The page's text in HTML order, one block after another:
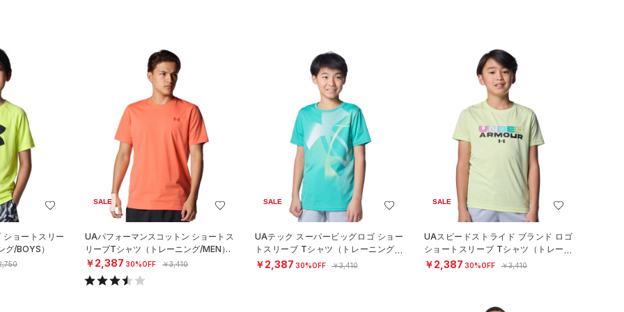
ョートスリー
グ/BOYS）
SALE
UAパフォーマンスコットン ショートス
リーブTシャツ（トレーニング/MEN）
￥2,387 30%OFF ￥3,410
SALE
UAテック スーパービッグロゴ ショー
トスリーブ Tシャツ（トレーニング/B
OYS）
￥2,387 30%OFF ￥3,410
SALE
UAスピードストライド ブランド ロゴ
ショートスリーブ Tシャツ（トレーニ
ング/BOYS）
￥2,387 30%OFF ￥3,410